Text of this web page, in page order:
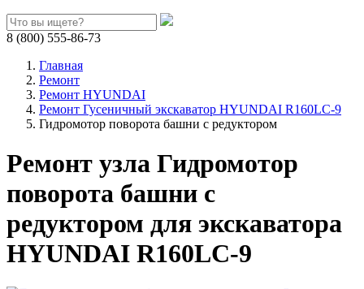
8 (800) 555-86-73
Главная
Ремонт
Ремонт HYUNDAI
Ремонт Гусеничный экскаватор HYUNDAI R160LC-9
Гидромотор поворота башни с редуктором
Ремонт узла Гидромотор
поворота башни с
редуктором для экскаватора
HYUNDAI R160LC-9